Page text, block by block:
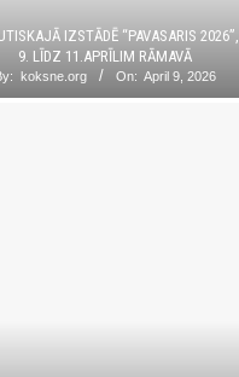
IZSTĀDĒ “PAVASARIS
9. LĪDZ 11.APRĪLIM RĀMAVĀ
koksne.org On: April 9, 2026